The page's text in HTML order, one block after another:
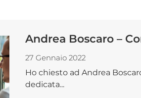
Andrea Boscaro –
27 Gennaio 2022
Ho chiesto ad Andrea
dedicata...